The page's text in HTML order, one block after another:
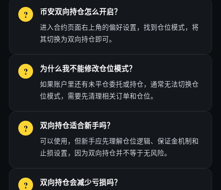
币安双向持仓怎么开启？
进入合约页面右上角的偏好设置，找到仓位模式，将
其切换为双向持仓即可。
为什么我不能修改仓位模式？
如果账户里还有未平仓委托或持仓，通常无法切换仓
位模式，需要先清理相关订单和仓位。
双向持仓适合新手吗？
可以使用，但新手应先理解仓位逻辑、保证金机制和
止损设置，因为双向持仓并不等于无风险。
双向持仓会减少亏损吗？